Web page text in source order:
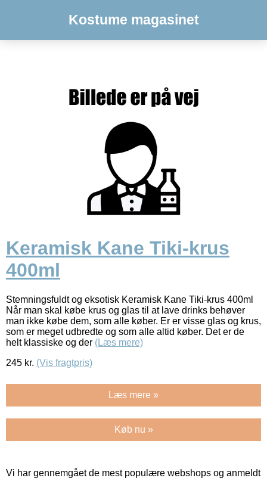
Kostume magasinet
Keramisk Kane Tiki-krus
400ml
Stemningsfuldt og eksotisk Keramisk Kane Tiki-krus 400ml
Når man skal købe krus og glas til at lave drinks behøver
man ikke købe dem, som alle køber. Er er visse glas og krus,
som er meget udbredte og som alle altid køber. Det er de
helt klassiske og der (Læs mere)
245 kr. (Vis fragtpris)
Læs mere »
Køb nu »
Vi har gennemgået de mest populære webshops og anmeldt